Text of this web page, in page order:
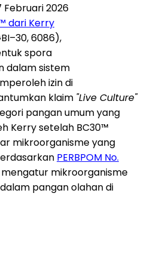
Februari 2026
dari Kerry
6086),
spora
dalam sistem
izin di
klaim "Live Culture"
pangan umum yang
Kerry setelah BC30™
mikroorganisme yang
PERBPOM No.
mengatur mikroorganisme
pangan olahan di